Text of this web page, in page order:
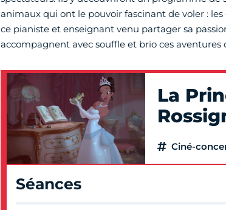
animaux qui ont le pouvoir fascinant de voler :
ce pianiste et enseignant venu partager sa
accompagnent avec souffle et brio ces aventures